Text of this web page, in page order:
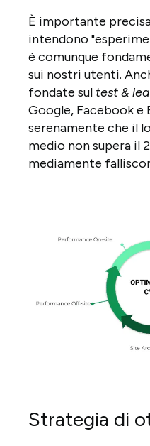
È importante
intendono
è comunque
sui nostri utenti.
fondate sul test &
Google, Facebook e
serenamente che il
medio non supera il
mediamente
Strategia di